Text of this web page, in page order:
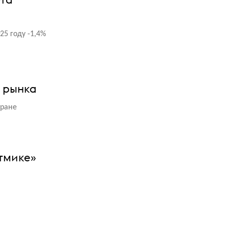
году -1,4%
рынка